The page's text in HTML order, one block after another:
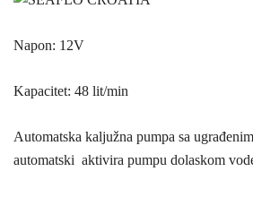
Napon: 12V
Kapacitet: 48 lit/min
Automatska kaljužna pumpa sa
automatski aktivira pumpu dolaskom